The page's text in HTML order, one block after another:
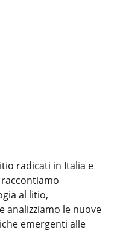
radicati in Italia e
al litio,
analizziamo le nuove
emergenti alle